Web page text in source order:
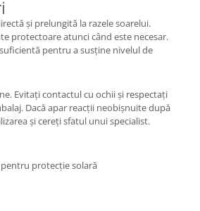
și prelungită la razele soarelui.
protectoare atunci când este necesar.
pentru a susține nivelul de
Evitați contactul cu ochii și respectați
Dacă apar reacții neobișnuite după
și cereți sfatul unui specialist.
protecție solară